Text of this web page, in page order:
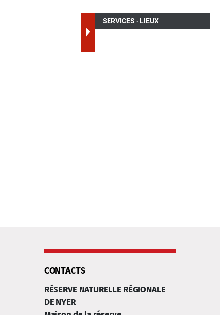
SERVICES - LIEUX
CONTACTS
RÉSERVE NATURELLE RÉGIONALE
DE NYER